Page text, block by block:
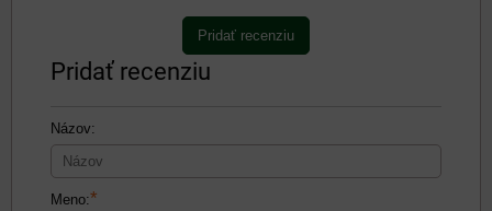
Pridať recenziu
Pridať recenziu
Názov:
Meno:*